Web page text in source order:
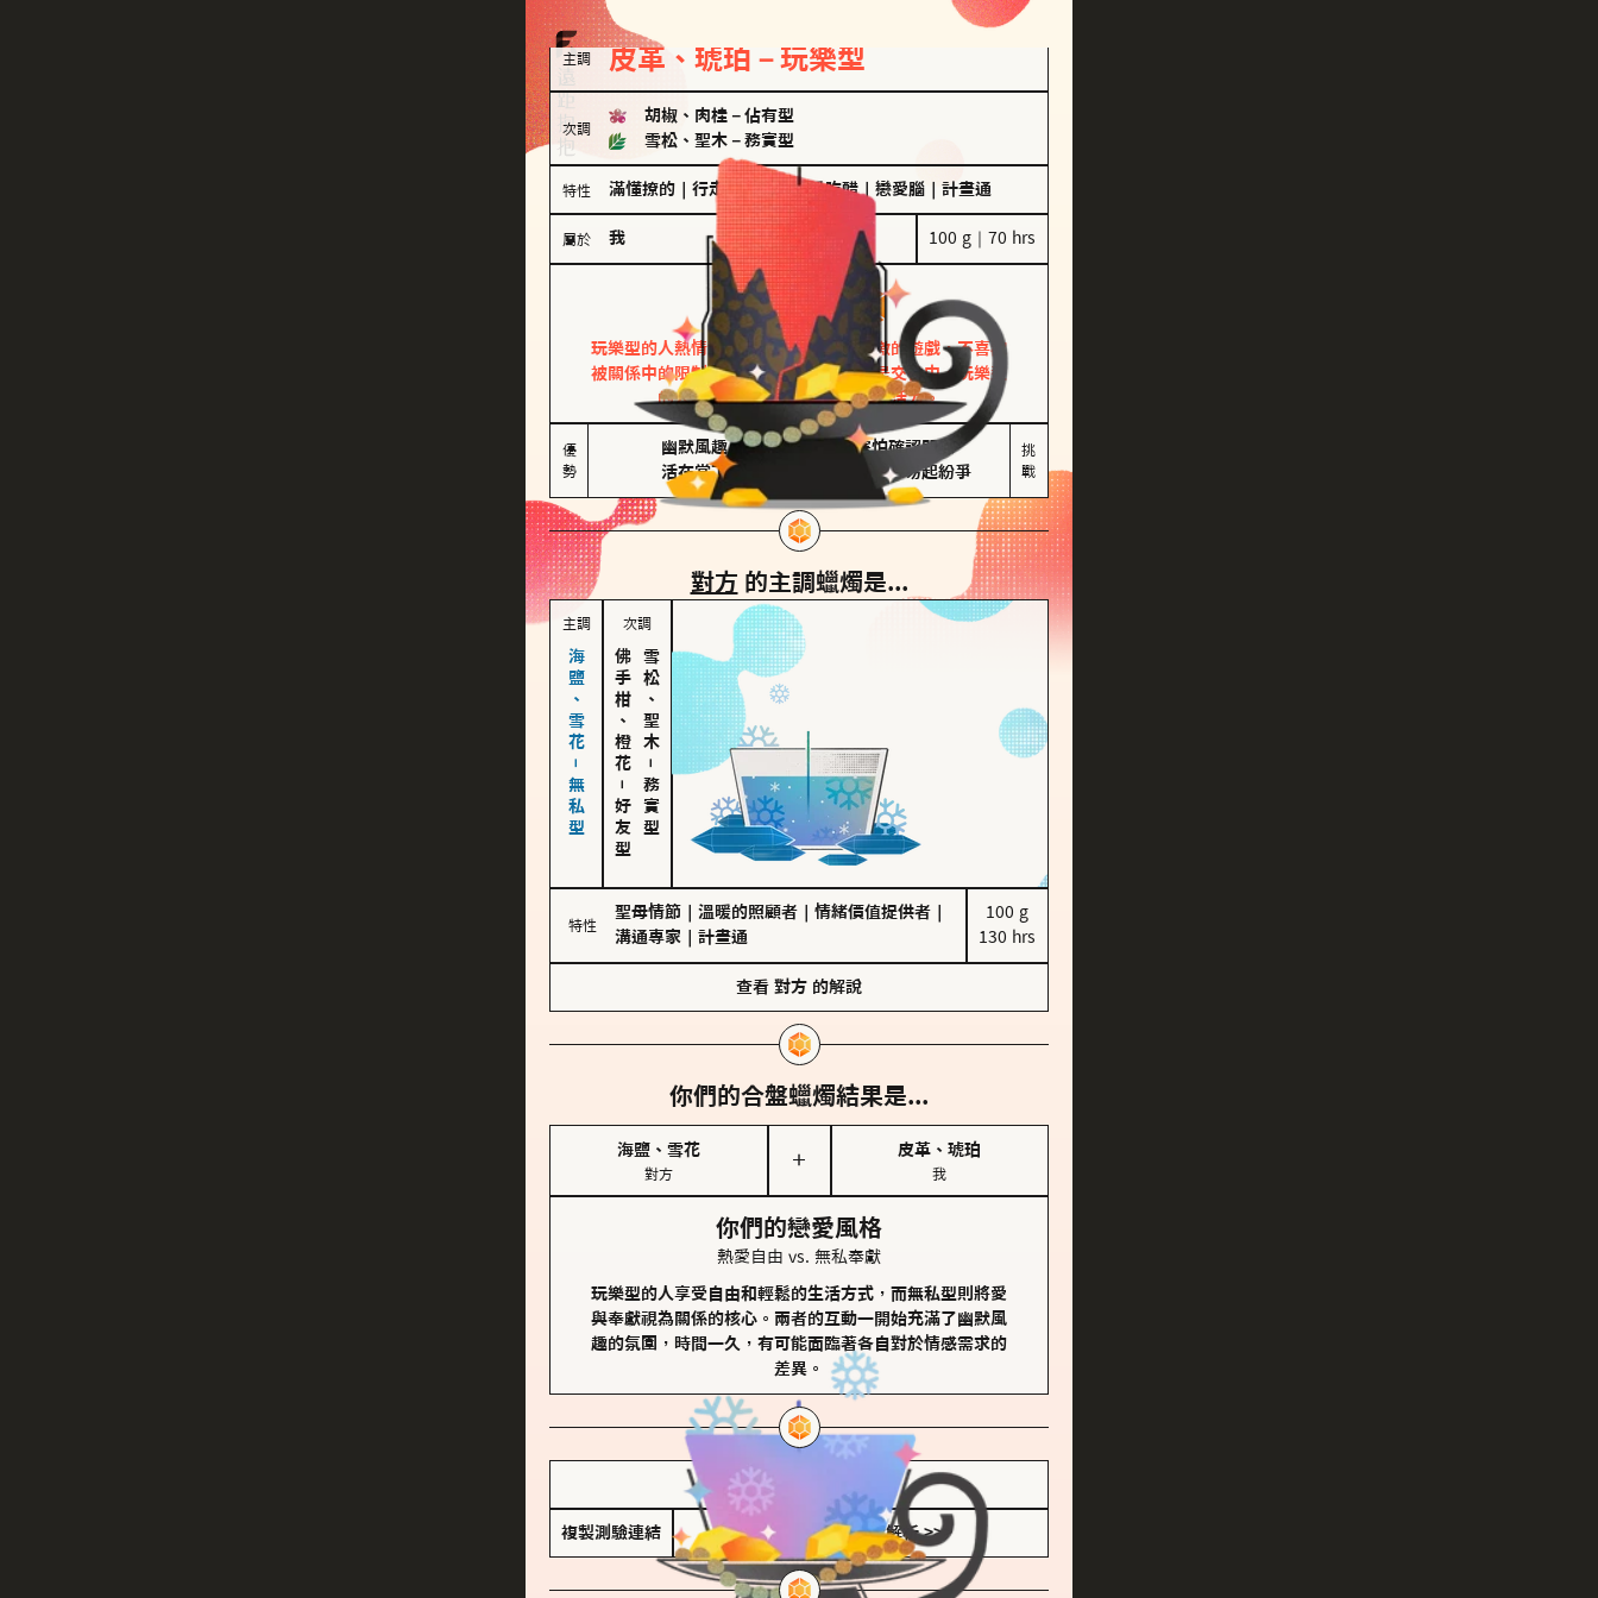
主調 皮革、琥珀－玩樂型
次調
胡椒、肉桂 － 佔有型
雪松、聖木 － 務實型
特性 滿懂撩的 行走的發電機 ｜ 愛吃醋｜ 戀愛腦 計畫通
屬於 我 100 g｜70 hrs
玩樂型
皮革、琥珀
玩樂型的人熱情洋溢，視戀愛為一場刺激的遊戲，不喜歡
被關係中的限制綑綁。無論是約會中還是交往中，玩樂型
的人總能帶來樂趣，讓關係充滿活力。
優
勢
幽默風趣
活在當下
害怕確認關係
桃花較多易起紛爭
挑
戰
對方 的主調蠟燭是...
主調
海鹽、雪花－無私型
次調
佛手柑、橙花
－
好友型
雪松、聖木
－
務實型
特性
聖母情節 溫暖的照顧者 情緒價值提供者
溝通專家
計畫通
100 g
130 hrs
查看 對方 的解說
你們的合盤蠟燭結果是...
海鹽、雪花
對方
＋
皮革、琥珀
我
你們的戀愛風格
熱愛自由 vs. 無私奉獻
玩樂型的人享受自由和輕鬆的生活方式，而無私型則將愛
與奉獻視為關係的核心。兩者的互動一開始充滿了幽默風
趣的氛圍，時間一久，有可能面臨著各自對於情感需求的
差異。
儲存我的結果圖
複製測驗連結 查看香氛類型全解析 >>>